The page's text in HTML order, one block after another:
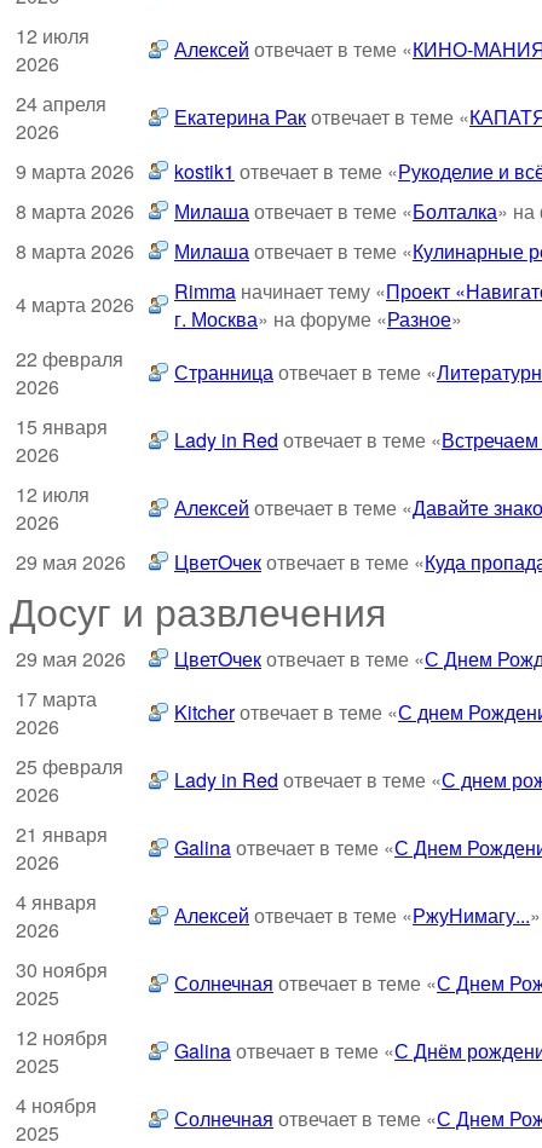
12 июля
2026
Алексей отвечает в теме «КИНО-
24 апреля
2026
Екатерина Ракотвечает в теме «
9 марта 2026
kostik1 отвечает в теме «Рукоделие и
8 марта 2026
Милашаотвечает в теме «Болталка»
8 марта 2026
Милашаотвечает в теме «Кулинарные
4 марта 2026
Rimma начинает тему «Проект
г. Москва» на форуме «Разное»
22 февраля
2026
Странницаотвечает в теме «
15 января
2026
Lady in Red отвечает в теме «
12 июля
2026
Алексей отвечает в теме «Давайте
29 мая 2026
ЦветOчекотвечает в теме «Куда
Досуг и развлечения
29 мая 2026 ЦветOчекотвечает в теме «С Днем
17 марта
2026
Kitcherотвечает в теме «С днем
25 февраля
2026
Lady in Red отвечает в теме «С днем
21 января
2026
Galinaотвечает в теме «С Днем
4 января
2026
Алексей отвечает в теме «РжуНимагу...
30 ноября
2025
Солнечная отвечает в теме «С Днем
12 ноября
2025
Galinaотвечает в теме «С Днём
4 ноября
2025
Солнечная отвечает в теме «С Днем